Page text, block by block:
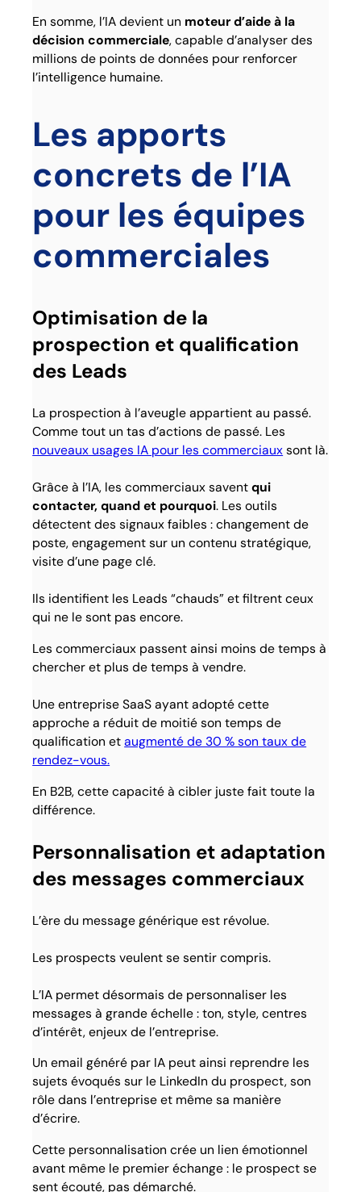
En somme, l’IA devient un moteur d’aide à la
décision commerciale, capable d’analyser des
millions de points de données pour renforcer
l’intelligence humaine.
Les apports
concrets de l’IA
pour les équipes
commerciales
Optimisation de la
prospection et qualification
des Leads
La prospection à l’aveugle appartient au passé.
Comme tout un tas d’actions de passé. Les
nouveaux usages IA pour les commerciauxsont là.
Grâce à l’IA, les commerciaux saventqui
contacter, quand et pourquoi. Les outils
détectent des signaux faibles : changement de
poste, engagement sur un contenu stratégique,
visite d’une page clé.
Ils identifient les Leads “chauds” et filtrent ceux
qui ne le sont pas encore.
Les commerciaux passent ainsi moins de temps à
chercher et plus de temps à vendre.
Une entreprise SaaS ayant adopté cette
approche a réduit de moitié son temps de
qualification etaugmenté de 30 % son taux de
rendez-vous.
En B2B, cette capacité à cibler juste fait toute la
différence.
Personnalisation et adaptation
des messages commerciaux
L’ère du message générique est révolue.
Les prospects veulent se sentir compris.
L’IA permet désormais de personnaliser les
messages à grande échelle : ton, style, centres
d’intérêt, enjeux de l’entreprise.
Un email généré par IA peut ainsi reprendre les
sujets évoqués sur le LinkedIn du prospect, son
rôle dans l’entreprise et même sa manière
d’écrire.
Cette personnalisation crée un lien émotionnel
avant même le premier échange : le prospect se
sent écouté, pas démarché.